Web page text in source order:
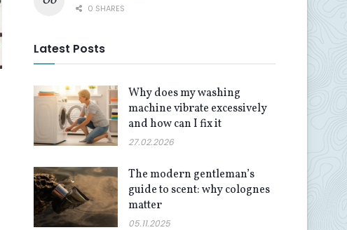
0 SHARES
Latest Posts
Why does my washing
machine vibrate excessively
and how can I fix it
27.02.2026
The modern gentleman’s
guide to scent: why colognes
matter
05.11.2025